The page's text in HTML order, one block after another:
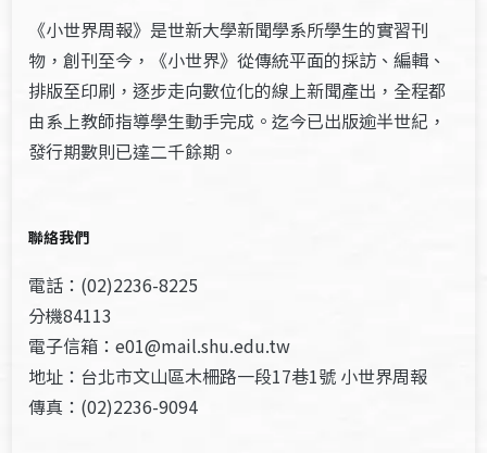
《小世界周報》是世新大學新聞學系所學生的實習刊
物，創刊至今，《小世界》從傳統平面的採訪、編輯、
排版至印刷，逐步走向數位化的線上新聞產出，全程都
由系上教師指導學生動手完成。迄今已出版逾半世紀，
發行期數則已達二千餘期。
聯絡我們
電話：(02)2236-8225
分機84113
電子信箱：e01@mail.shu.edu.tw
地址：台北市文山區木柵路一段17巷1號 小世界周報
傳真：(02)2236-9094